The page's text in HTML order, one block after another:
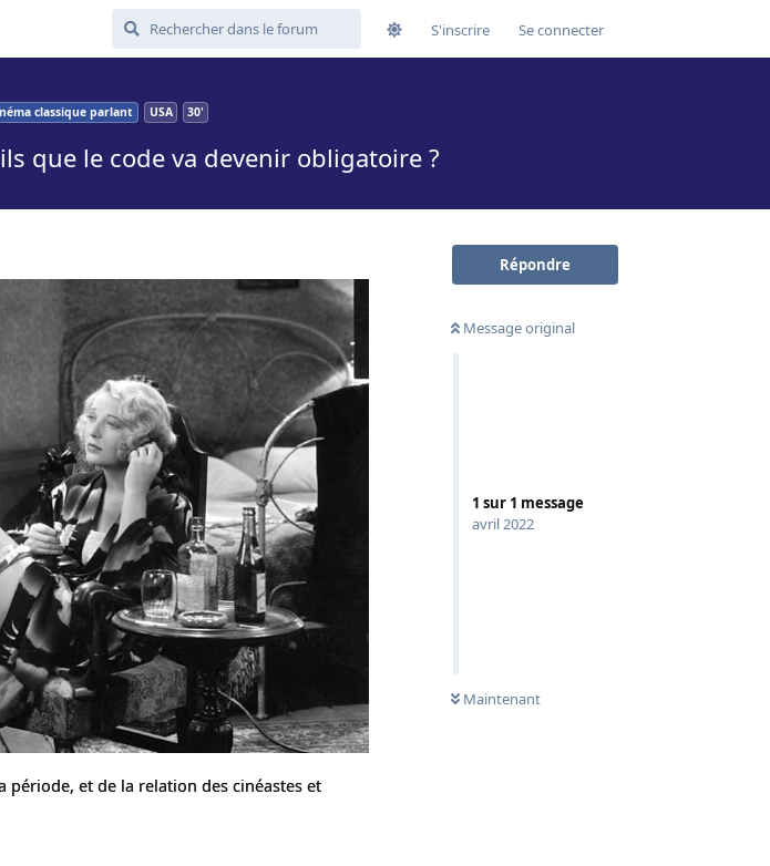
S'inscrire Se connecter
classique parlant USA 30'
que le code va devenir obligatoire ?
Répondre
Message original
1 sur 1 message
avril 2022
Maintenant
période, et de la relation des cinéastes et